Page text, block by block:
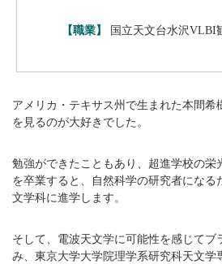
【職業】 国立天文台水沢VLBI
アメリカ・テキサス州で生まれた本間希
を見るのが大好きでした。
勉強ができたこともあり、超進学校の栄
を卒業すると、自然科学の研究者になる
文学科に進学します。
そして、電波天文学に可能性を感じてブ
み、東京大学大学院理学系研究科天文学